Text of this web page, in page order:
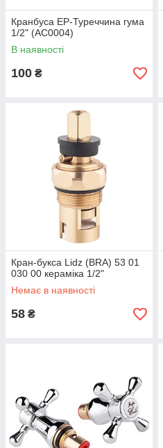
Кранбуса EP-Туреччина гума
1/2" (AC0004)
В наявності
100 ₴
Кран-букса Lidz (BRA) 53 01
030 00 кераміка 1/2"
Немає в наявності
58 ₴